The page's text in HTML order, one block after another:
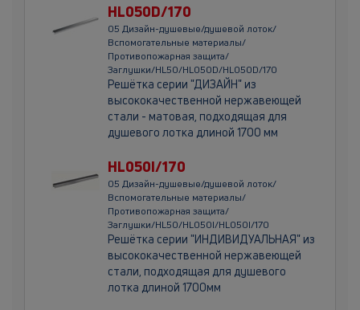
HL050D/170
05 Дизайн-душевые/душевой лоток/
Вспомогательные материалы/
Противопожарная защита/
Заглушки/HL50/HL050D/HL050D/170
Решётка серии "ДИЗАЙН" из
высококачественной нержавеющей
стали - матовая, подходящая для
душевого лотка длиной 1700 мм
HL050I/170
05 Дизайн-душевые/душевой лоток/
Вспомогательные материалы/
Противопожарная защита/
Заглушки/HL50/HL050I/HL050I/170
Решётка серии "ИНДИВИДУАЛЬНАЯ" из
высококачественной нержавеющей
стали, подходящая для душевого
лотка длиной 1700мм